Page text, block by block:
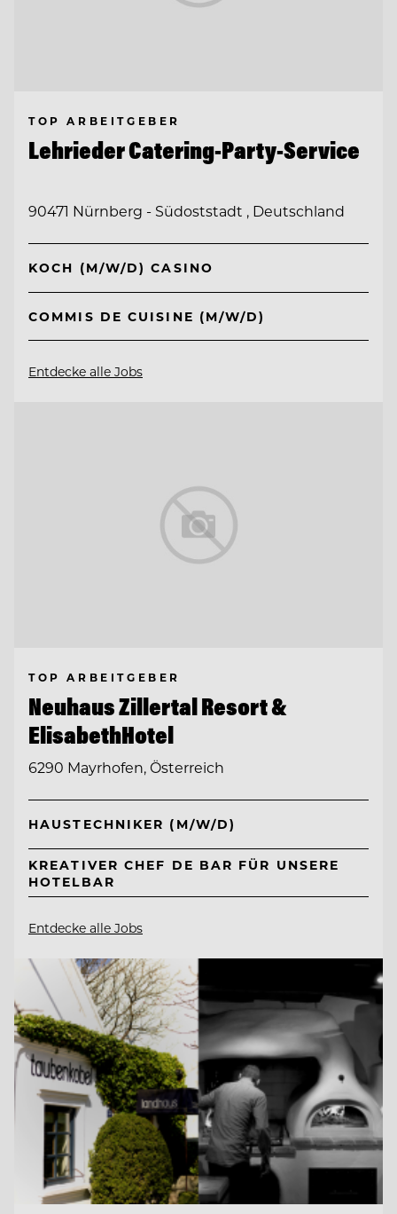
TOP ARBEITGEBER
Lehrieder Catering-Party-Service
90471 Nürnberg - Südoststadt , Deutschland
KOCH (M/W/D) CASINO
COMMIS DE CUISINE (M/W/D)
Entdecke alle Jobs
TOP ARBEITGEBER
Neuhaus Zillertal Resort &
ElisabethHotel
6290 Mayrhofen, Österreich
HAUSTECHNIKER (M/W/D)
KREATIVER CHEF DE BAR FÜR UNSERE
HOTELBAR
Entdecke alle Jobs